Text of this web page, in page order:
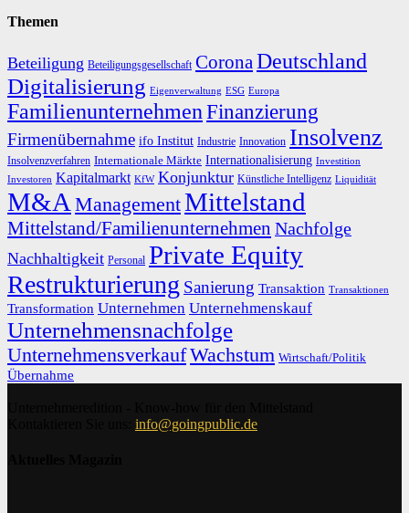
Themen
Beteiligung Beteiligungsgesellschaft CoronaDeutschland
Digitalisierung Eigenverwaltung ESG Europa
Familienunternehmen Finanzierung
Firmenübernahme ifo Institut Industrie Innovation Insolvenz
Insolvenzverfahren Internationale Märkte Internationalisierung Investition
Investoren Kapitalmarkt KfW Konjunktur Künstliche Intelligenz Liquidität
M&A ManagementMittelstand
Mittelstand/Familienunternehmen Nachfolge
Nachhaltigkeit Personal Private Equity
Restrukturierung Sanierung Transaktion Transaktionen
Transformation Unternehmen Unternehmenskauf
Unternehmensnachfolge
UnternehmensverkaufWachstum Wirtschaft/Politik
Übernahme
info@goingpublic.de